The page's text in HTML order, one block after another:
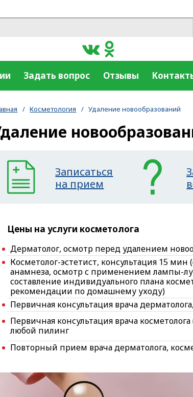
Задать вопрос Отзывы
/ Косметология / Удаление новообразований
Записаться
на прием
Цены на услуги косметолога
Дерматолог, осмотр перед удалением
Косметолог-эстетист, консультация 15 мин
анамнеза, осмотр с применением лампы-
составление индивидуального плана
рекомендации по домашнему уходу)
Первичная консультация врача
Первичная консультация врача
любой пилинг
Повторный прием врача дерматолога,